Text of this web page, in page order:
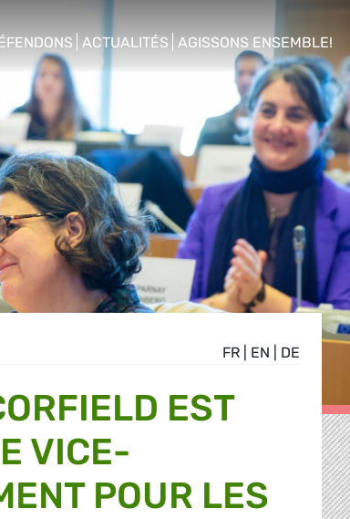
ACTUALITÉS
show/hide sub menu
AGISSONS ENSEMBLE!
show/hide sub menu
FR EN DE
EST
VICE-
POUR LES